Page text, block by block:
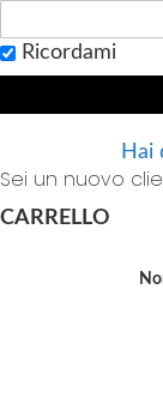
Ricordami
Hai
Sei un nuovo
CARRELLO